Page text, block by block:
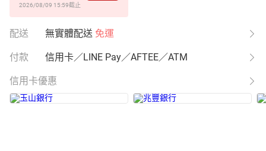
2026/08/09 15:59截止
配送 無實體配送 免運
付款 信用卡／LINE Pay／AFTEE／ATM
信用卡優惠